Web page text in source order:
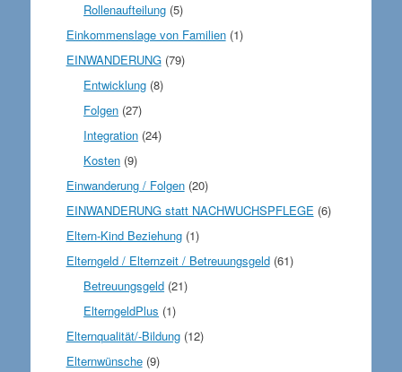
Rollenaufteilung (5)
Einkommenslage von Familien(1)
EINWANDERUNG(79)
Entwicklung (8)
Folgen (27)
Integration (24)
Kosten (9)
Einwanderung / Folgen(20)
EINWANDERUNG statt NACHWUCHSPFLEGE (6)
Eltern-Kind Beziehung(1)
Elterngeld / Elternzeit / Betreuungsgeld(61)
Betreuungsgeld (21)
ElterngeldPlus (1)
Elternqualität/-Bildung(12)
Elternwünsche(9)